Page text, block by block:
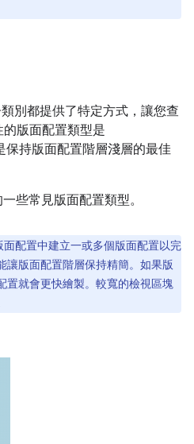
別都提供了特定方式，讓您查
版面配置類型是
保持版面配置階層淺層的最佳
些常見版面配置類型。
配置中建立一或多個版面配置以完
讓版面配置階層保持精簡。如果版
置就會更快繪製。較寬的檢視區塊